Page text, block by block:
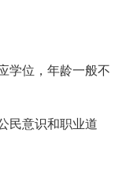
学位，年龄一般不
民意识和职业道